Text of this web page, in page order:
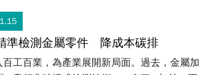
準檢測金屬零件 降成本碳排
百工百業，為產業展開新局面。過去，金屬